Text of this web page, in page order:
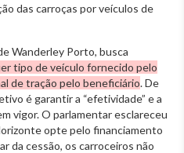
das carroças por veículos de
Wanderley Porto, busca
tipo de veículo fornecido pelo
de tração pelo beneficiário. De
é garantir a “efetividade” e a
vigor. O parlamentar esclareceu
opte pelo financiamento
da cessão, os carroceiros não